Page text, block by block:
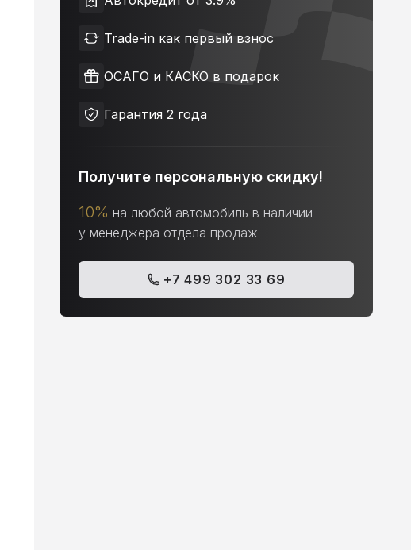
Trade-in как первый взнос
ОСАГО и КАСКО в подарок
Гарантия 2 года
Получите персональную скидку!
10% на любой автомобиль в наличии
у менеджера отдела продаж
+7 499 302 33 69